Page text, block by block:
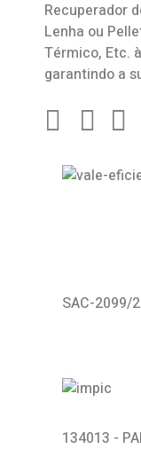
Recuperador
Lenha ou
Térmico, Etc.
garantindo a
SAC-2099/
134013 -